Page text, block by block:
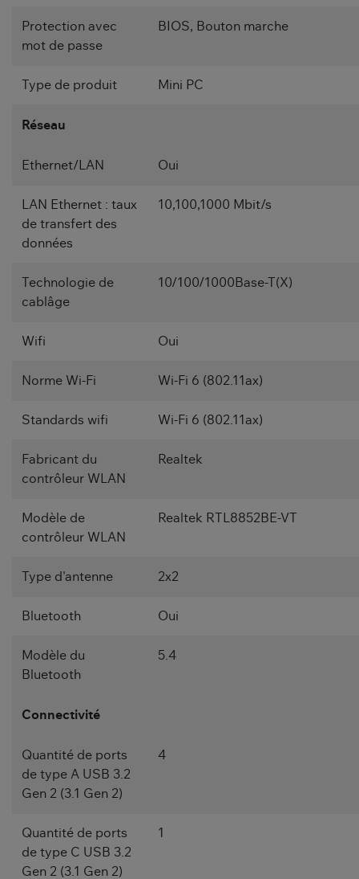
Protection avec
mot de passe
BIOS, Bouton marche
Type de produit Mini PC
Réseau
Ethernet/LAN Oui
LAN Ethernet : taux
de transfert des
données
10,100,1000 Mbit/s
Technologie de
cablâge
10/100/1000Base-T(X)
Wifi Oui
Norme Wi-Fi Wi-Fi 6 (802.11ax)
Standards wifi Wi-Fi 6 (802.11ax)
Fabricant du
contrôleur WLAN
Realtek
Modèle de
contrôleur WLAN
Realtek RTL8852BE-VT
Type d'antenne 2x2
Bluetooth Oui
Modèle du
Bluetooth
5.4
Connectivité
Quantité de ports
de type A USB 3.2
Gen 2 (3.1 Gen 2)
4
Quantité de ports
de type C USB 3.2
Gen 2 (3.1 Gen 2)
1